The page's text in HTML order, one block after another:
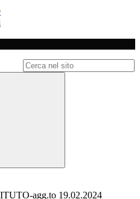
agg.to 19.02.2024